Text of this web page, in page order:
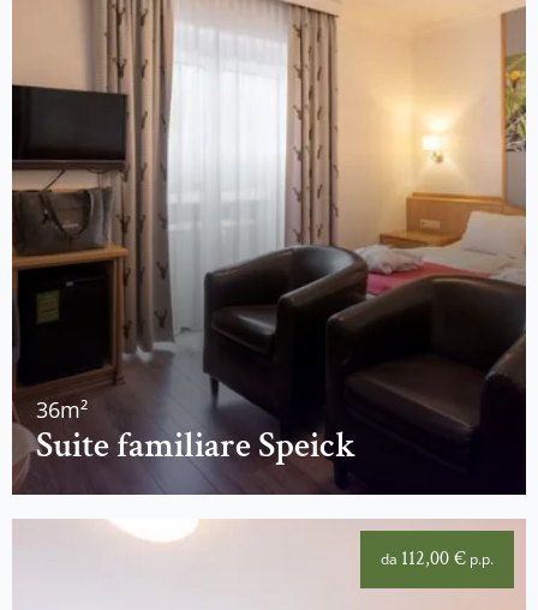
36m²
Suite familiare Speick
da 112,00 € p.p.